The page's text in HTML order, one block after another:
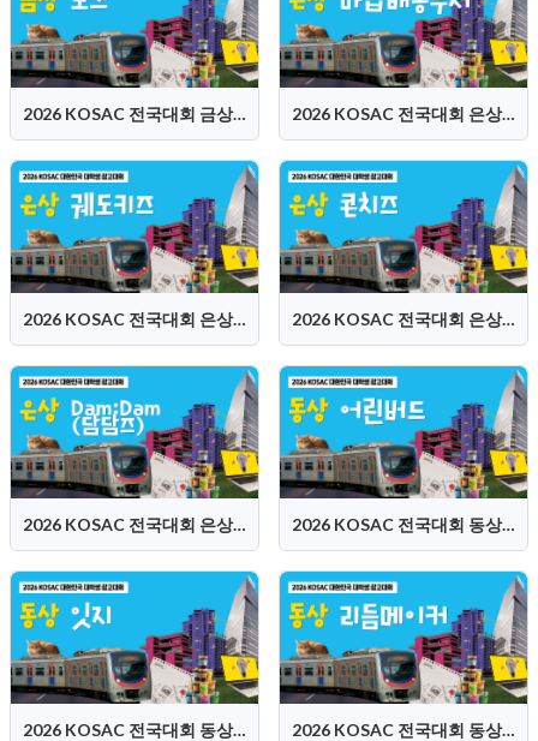
2026 KOSAC 전국대회 금상 (보쓰) 2026 KOSAC 전국대회 은상 (마법배송부서)
2026 KOSAC 전국대회 은상 (궤도키즈) 2026 KOSAC 전국대회 은상 (콘치즈)
2026 KOSAC 전국대회 은상 (Dam:Dam 담담즈) 2026 KOSAC 전국대회 동상 (어린버드)
2026 KOSAC 전국대회 동상 (잇지) 2026 KOSAC 전국대회 동상 (리듬메이커)